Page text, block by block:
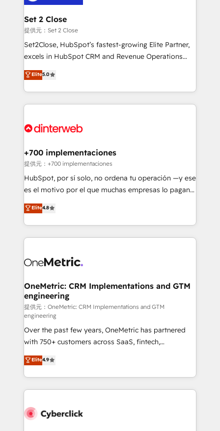
Certified
Reviews and 4.9/5 rating in Clutch Reviews. Digifianz
helps the following industries: logistics & 3PL, home
improvement & construction, branding and
commercialization, real estate, health, education,
SaaS, Software Dev & IT and consulting, make the
the United States, EU, UAE, Mexico and Latin
America. From casual user to super fan: make
Set 2 Close
提供元：Set 2 Close
Set2Close, HubSpot’s fastest-growing Elite Partner,
excels in HubSpot CRM and Revenue Operations
(RevOps) services to boost B2B sales and growth.
As a top HubSpot Elite Partner, we specialize in
custom HubSpot CRM solutions. Our experts design,
implement, and optimize systems to enhance user
marketing, and service teams. From setup to
management, and speed up deal closures. With 500+
projects completed, our Agile approach ensures your
HubSpot CRM drives measurable results. Our
RevOps services align your sales, marketing, and
optimize the revenue lifecycle—lead generation to
retention—by refining processes and eliminating
maximize profitability and adapt to your goals.
Elite5.0
+700 implementaciones
提供元：+700 implementaciones
HubSpot, por sí solo, no ordena tu operación —y ese
es el motivo por el que muchas empresas lo pagan y
aun así no crecen. Suele ser un círculo: procesos que
no generan datos confiables, datos que no permiten
decidir bien, y decisiones que no logran mejorar los
procesos. Y así, vuelta tras vuelta, el negocio gira sin
el CRM y más con cómo opera la empresa por
paso a paso, sin frenarla, con la adopción que todos
buscan y pocos logran. Así HubSpot por fin rinde. Y
hay algo más: cada proceso que ordenás construye
el contexto real de cómo opera tu empresa —lo
único que no se compra ni se copia—. En un mundo
donde todos tendrán la misma IA, va a ganar quien
tenga el mejor contexto para alimentarla. Sin
contexto, la IA improvisa. Con el tuyo, se vuelve una
ventaja que nadie más tiene. No es teoría: somos
Partner Elite con +700 implementaciones en LATAM.
Elite4.8
OneMetric: CRM Implementations and GTM
engineering
提供元：OneMetric: CRM Implementations and GTM
engineering
Over the past few years, OneMetric has partnered
with 750+ customers across SaaS, fintech,
healthcare, real estate, and other industries. With
150+ HubSpot-certified experts, we deliver scalable
solutions to complex GTM and RevOps challenges.
Our Expertise 🔹 Onboarding & Implementation:
tailored to your GTM motion. 🔹 Migrations:
Elite4.9